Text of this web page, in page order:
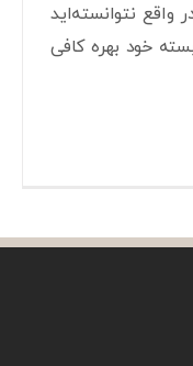
واقع نتوانسته‌اید
خود بهره کافی